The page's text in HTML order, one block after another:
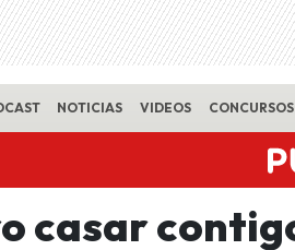
NOTICIAS VIDEOS CONCURSOS
casar